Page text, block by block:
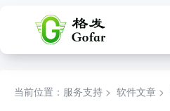
当前位置：服务支持 > 软件文章 >